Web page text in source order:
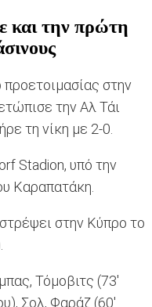
και την πρώτη
στην
την Αλ Τάι
τη νίκη με 2-0.
Stadion, υπό την
Καραπατάκη.
στην Κύπρο το
Τόμοβιτς (73'
Σολ, Φαράζ (60'